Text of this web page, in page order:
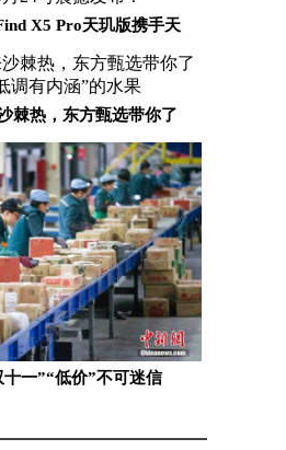
X5 Pro天玑版携手天
棘热，东方甄选带你了
一”“低价”不可迷信